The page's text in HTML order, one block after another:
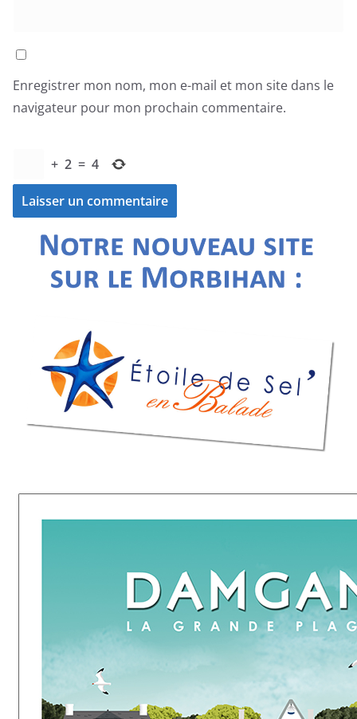
Enregistrer mon nom, mon e-mail et mon site dans le
navigateur pour mon prochain commentaire.
+ 2 = 4